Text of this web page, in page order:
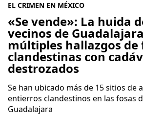
EL CRIMEN EN MÉXICO
«Se vende»: La huida
vecinos de
múltiples hallazgos de
clandestinas con
destrozados
Se han ubicado más de 15 sitios de
entierros clandestinos en las fosas
Guadalajara